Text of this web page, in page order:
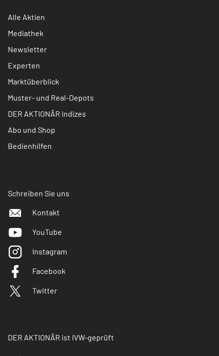
Alle Aktien
Mediathek
Newsletter
Experten
Marktüberblick
Muster- und Real-Depots
DER AKTIONÄR Indizes
Abo und Shop
Bedienhilfen
Schreiben Sie uns
Kontakt
YouTube
Instagram
Facebook
Twitter
DER AKTIONÄR ist IVW-geprüft